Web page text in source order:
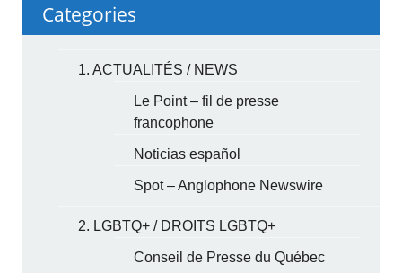
Categories
1. ACTUALITÉS / NEWS
Le Point – fil de presse
francophone
Noticias español
Spot – Anglophone Newswire
2. LGBTQ+ / DROITS LGBTQ+
Conseil de Presse du Québec